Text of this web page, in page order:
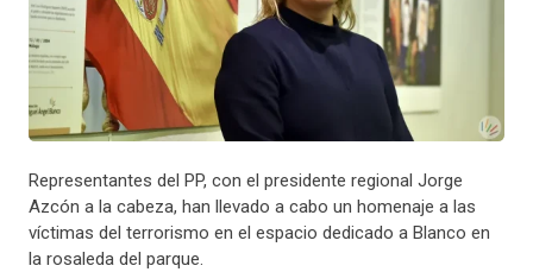
Representantes del PP, con el presidente regional Jorge
Azcón a la cabeza, han llevado a cabo un homenaje a las
víctimas del terrorismo en el espacio dedicado a Blanco en
la rosaleda del parque.